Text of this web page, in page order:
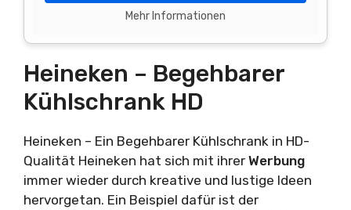
Mehr Informationen
Heineken – Begehbarer
Kühlschrank HD
Heineken – Ein Begehbarer Kühlschrank in HD-
Qualität Heineken hat sich mit ihrer Werbung
immer wieder durch kreative und lustige Ideen
hervorgetan. Ein Beispiel dafür ist der